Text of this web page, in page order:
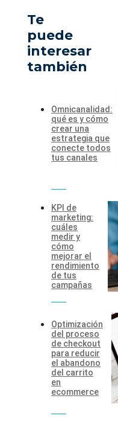
Te
puede
interesar
también
Omnicanalidad:
qué es y cómo
crear una
estrategia que
conecte todos
tus canales
KPI de
marketing:
cuáles
medir y
cómo
mejorar el
rendimiento
de tus
campañas
Optimización
del proceso
de checkout
para reducir
el abandono
del carrito
en
ecommerce